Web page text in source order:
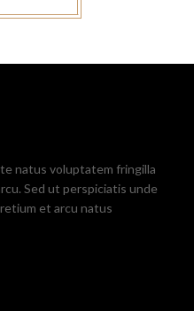
natus voluptatem fringilla
Sed ut perspiciatis unde
et arcu natus